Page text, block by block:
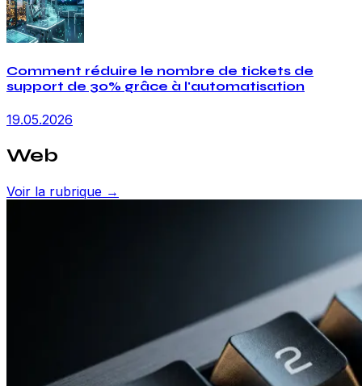
Comment réduire le nombre de tickets de
support de 30% grâce à l'automatisation
19.05.2026
Web
Voir la rubrique →